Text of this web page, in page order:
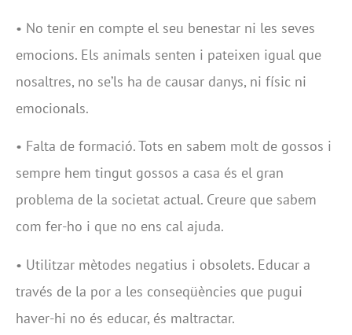
• No tenir en compte el seu benestar ni les seves
emocions. Els animals senten i pateixen igual que
nosaltres, no se’ls ha de causar danys, ni físic ni
emocionals.
• Falta de formació. Tots en sabem molt de gossos i
sempre hem tingut gossos a casa és el gran
problema de la societat actual. Creure que sabem
com fer-ho i que no ens cal ajuda.
• Utilitzar mètodes negatius i obsolets. Educar a
través de la por a les conseqüències que pugui
haver-hi no és educar, és maltractar.